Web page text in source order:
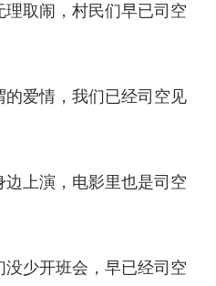
理取闹，村民们早已司空
的爱情，我们已经司空见
边上演，电影里也是司空
没少开班会，早已经司空